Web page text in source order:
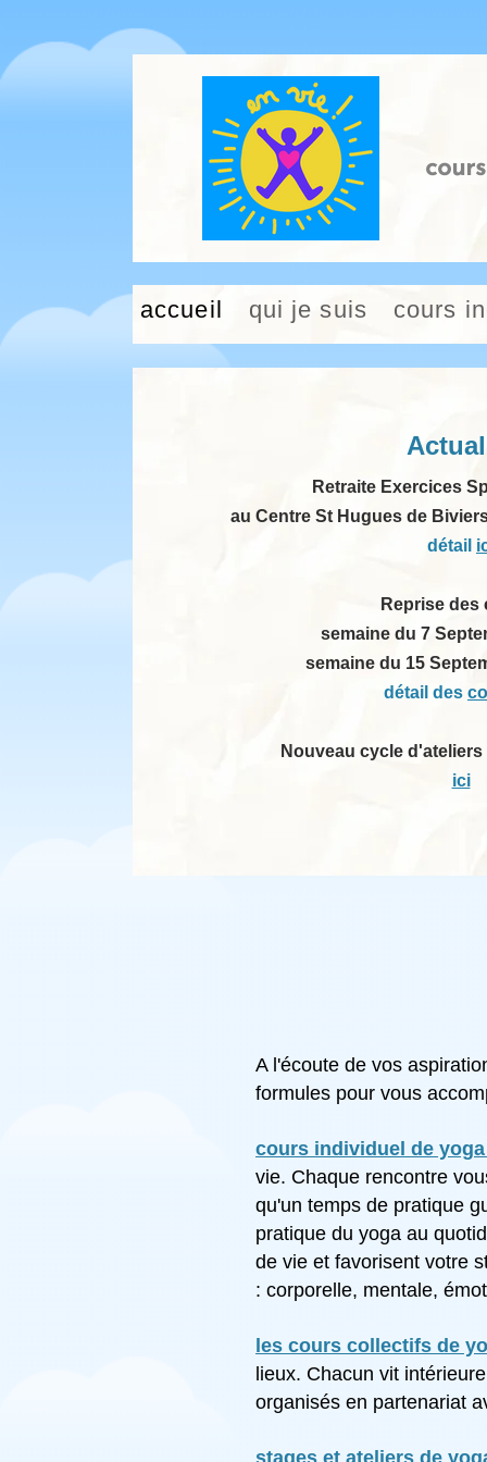
accueil qui je suis cours
Retraite Exercices
au Centre St Hugues de
détail
Reprise des
semaine du 7
semaine du 15
détail des
Nouveau cycle d'ateliers
ici
A l'écoute de vos
formules pour vous
cours individuel de yog
vie. Chaque rencontre
qu'un temps de pratique
pratique du yoga au
de vie et favorisent votre
: corporelle, mentale,
les cours collectifs de
lieux. Chacun vit
organisés en partenariat
stages et ateliers de